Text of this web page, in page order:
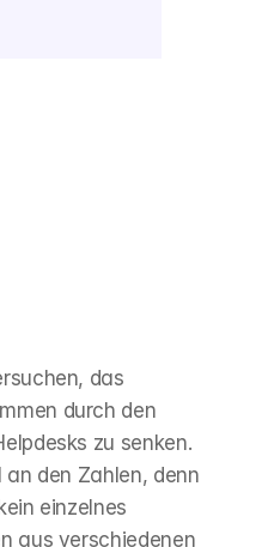
das
durch den
zu senken.
den Zahlen, denn
einzelnes
aus verschiedenen